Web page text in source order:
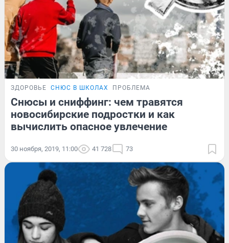
ЗДОРОВЬЕ СНЮС В ШКОЛАХ ПРОБЛЕМА
Снюсы и сниффинг: чем травятся
новосибирские подростки и как
вычислить опасное увлечение
30 ноября, 2019, 11:00 41 728 73